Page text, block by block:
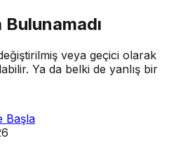
Bulunamadı
veya geçici olarak
Ya da belki de yanlış bir
Başla